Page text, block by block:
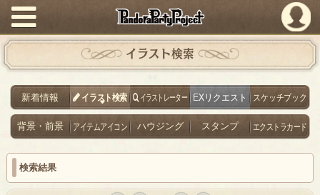
PandoraPartyProject
イラスト検索
新着情報 イラスト検索 イラストレーター EXリクエスト スケッチブック
背景・前景 アイテムアイコン ハウジング スタンプ エクストラカード
検索結果